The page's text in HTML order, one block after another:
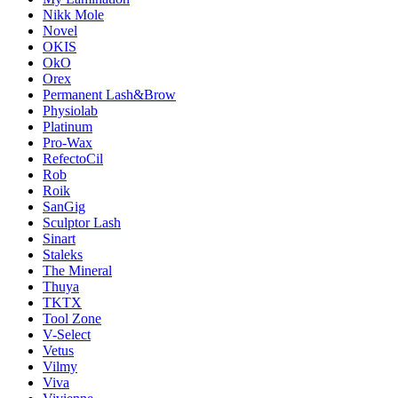
Nikk Mole
Novel
OKIS
OkO
Orex
Permanent Lash&Brow
Physiolab
Platinum
Pro-Wax
RefectoCil
Rob
Roik
SanGig
Sculptor Lash
Sinart
Staleks
The Mineral
Thuya
TKTX
Tool Zone
V-Select
Vetus
Vilmy
Viva